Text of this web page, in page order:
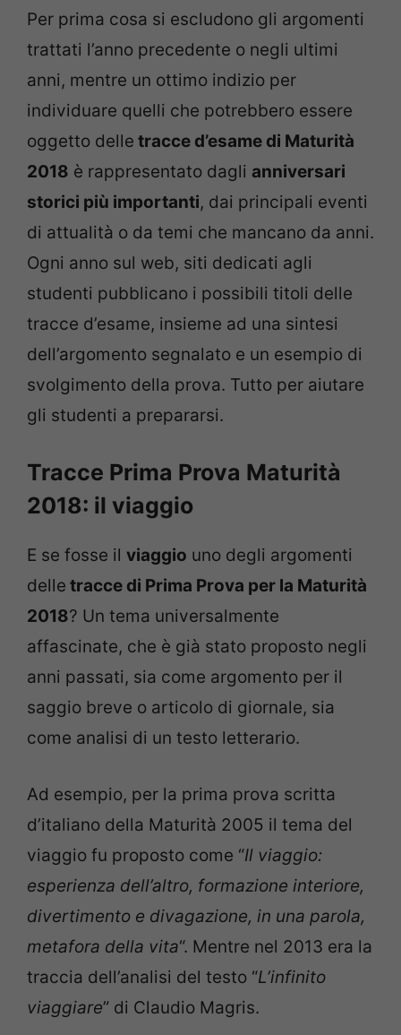
Per prima cosa si escludono gli argomenti
trattati l’anno precedente o negli ultimi
anni, mentre un ottimo indizio per
individuare quelli che potrebbero essere
oggetto delle tracce d’esame di Maturità
2018 è rappresentato dagli anniversari
storici più importanti, dai principali eventi
di attualità o da temi che mancano da anni.
Ogni anno sul web, siti dedicati agli
studenti pubblicano i possibili titoli delle
tracce d’esame, insieme ad una sintesi
dell’argomento segnalato e un esempio di
svolgimento della prova. Tutto per aiutare
gli studenti a prepararsi.
Tracce Prima Prova Maturità
2018: il viaggio
E se fosse il viaggio uno degli argomenti
delle tracce di Prima Prova per la Maturità
2018? Un tema universalmente
affascinate, che è già stato proposto negli
anni passati, sia come argomento per il
saggio breve o articolo di giornale, sia
come analisi di un testo letterario.
Ad esempio, per la prima prova scritta
d’italiano della Maturità 2005 il tema del
viaggio fu proposto come “Il viaggio:
esperienza dell’altro, formazione interiore,
divertimento e divagazione, in una parola,
metafora della vita“. Mentre nel 2013 era la
traccia dell’analisi del testo “L’infinito
viaggiare” di Claudio Magris.